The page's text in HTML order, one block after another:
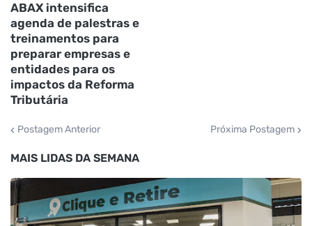
ABAX intensifica
agenda de palestras e
treinamentos para
preparar empresas e
entidades para os
impactos da Reforma
Tributária
Postagem Anterior Próxima Postagem
MAIS LIDAS DA SEMANA